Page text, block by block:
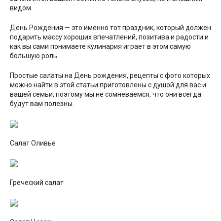
видом.
День Рождения — это именно тот праздник, который должен
подарить массу хороших впечатлений, позитива и радости и
как вы сами понимаете кулинария играет в этом самую
большую роль.
Простые салаты на День рождения, рецепты с фото которых
можно найти в этой статьи приготовлены с душой для вас и
вашей семьи, поэтому мы не сомневаемся, что они всегда
будут вам полезны.
Салат Оливье
Греческий салат